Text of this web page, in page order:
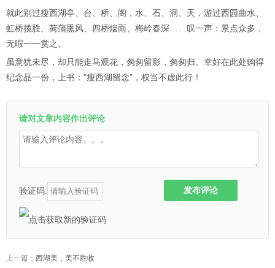
就此别过瘦西湖亭、台、桥、阁，水、石、洞、天，游过西园曲水、
虹桥揽胜、荷蒲熏风、四桥烟雨、梅岭春深……叹一声：景点众多，
无暇一一赏之。
虽意犹未尽，却只能走马观花，匆匆留影，匆匆归。幸好在此处购得
纪念品一份，上书：“瘦西湖留念”，权当不虚此行！
请对文章内容作出评论
验证码: 发布评论
上一篇： 西湖美，美不胜收